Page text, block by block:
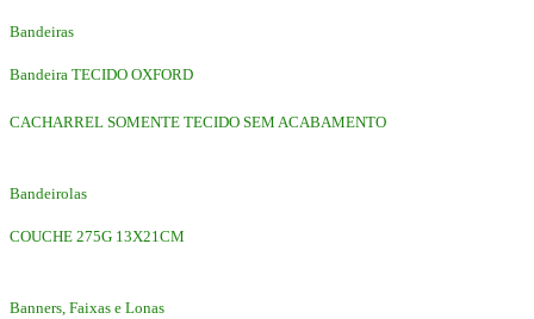
Bandeiras
Bandeira TECIDO OXFORD
CACHARREL SOMENTE TECIDO SEM ACABAMENTO
Bandeirolas
COUCHE 275G 13X21CM
Banners, Faixas e Lonas